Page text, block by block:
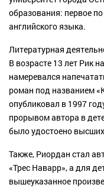
образования: первое
английского языка.
Литературная
В возрасте 13 лет Рик
намеревался
роман под названием
опубликовал в 1997
прорывом автора в
было удостоено
Также, Риордан стал
«Трес Наварр», а для
вышеуказанное